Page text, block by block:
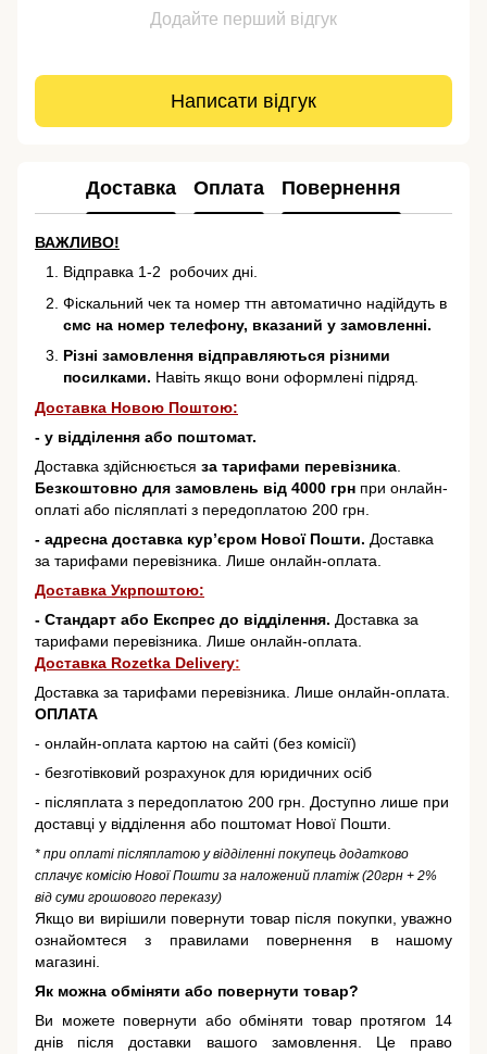
Додайте перший відгук
Написати відгук
Доставка Оплата Повернення
ВАЖЛИВО!
Відправка 1-2 робочих дні.
Фіскальний чек та номер ттн автоматично надійдуть в
смс на номер телефону, вказаний у замовленні.
Різні замовлення відправляються різними
посилками. Навіть якщо вони оформлені підряд.
Доставка Новою Поштою:
- у відділення або поштомат.
Доставка здійснюється за тарифами перевізника.
Безкоштовно для замовлень від 4000 грн при онлайн-
оплаті або післяплаті з передоплатою 200 грн.
- адресна доставка кур’єром Нової Пошти. Доставка
за тарифами перевізника. Лише онлайн-оплата.
Доставка Укрпоштою:
- Стандарт або Експрес до відділення. Доставка за
тарифами перевізника. Лише онлайн-оплата.
Доставка Rozetka Delivery:
Доставка за тарифами перевізника. Лише онлайн-оплата.
ОПЛАТА
- онлайн-оплата картою на сайті (без комісії)
- безготівковий розрахунок для юридичних осіб
- післяплата з передоплатою 200 грн. Доступно лише при
доставці у відділення або поштомат Нової Пошти.
* при оплаті післяплатою у відділенні покупець додатково
сплачує комісію Нової Пошти за наложений платіж (20грн + 2%
від суми грошового переказу)
Якщо ви вирішили повернути товар після покупки, уважно
ознайомтеся з правилами повернення в нашому
магазині.
Як можна обміняти або повернути товар?
Ви можете повернути або обміняти товар протягом 14
днів після доставки вашого замовлення. Це право